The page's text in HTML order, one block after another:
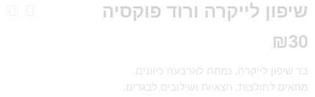
שיפון לייקרה ורוד פוקסיה
₪30
בד שיפון לייקרה, נמתח לארבעה כיוונים.
מתאים לחולצות, חצאיות ושילובים לבגדים.